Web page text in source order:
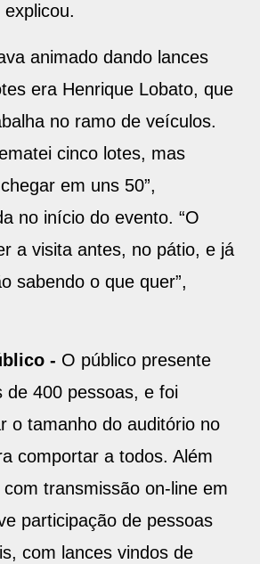
animado dando lances
era Henrique Lobato, que
no ramo de veículos.
cinco lotes, mas
em uns 50”,
no início do evento. “O
a visita antes, no pátio, e já
sabendo o que quer”,
- O público presente
de 400 pessoas, e foi
o tamanho do auditório no
comportar a todos. Além
transmissão on-line em
participação de pessoas
com lances vindos de